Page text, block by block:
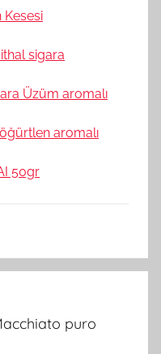
Kesesi
sigara
Üzüm aromalı
aromalı
50gr
puro